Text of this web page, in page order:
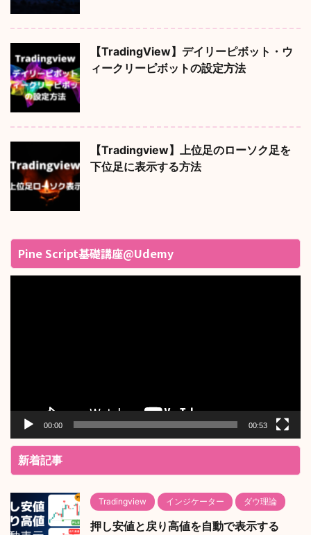
【TradingView】デイリーピボット・ウ
ィークリーピボットの設定方法
【Tradingview】上位足のローソク足を
下位足に表示する方法
Pine Script基礎講座@Udemy
00:00 00:53
新着記事
Tradingview インジケーター ダウ理論
押し安値と戻り高値を自動で表示する